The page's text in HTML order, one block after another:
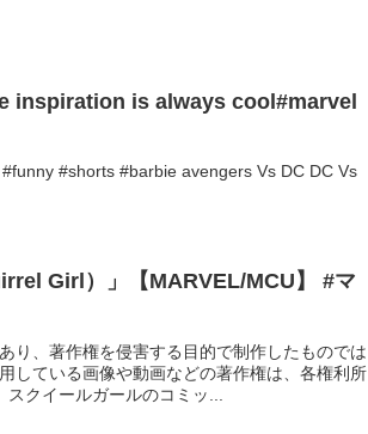
inspiration is always cool#marvel
#shorts #barbie avengers Vs DC DC Vs
Girl）」【MARVEL/MCU】 #マ
り、著作権を侵害する目的で制作したものでは
している画像や動画などの著作権は、各権利所
クイールガールのコミッ...